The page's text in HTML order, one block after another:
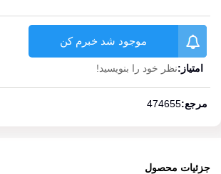
موجود شد خبرم کن
امتیاز:نظر خود را بنویسید!
مرجع:474655
جزئیات محصول